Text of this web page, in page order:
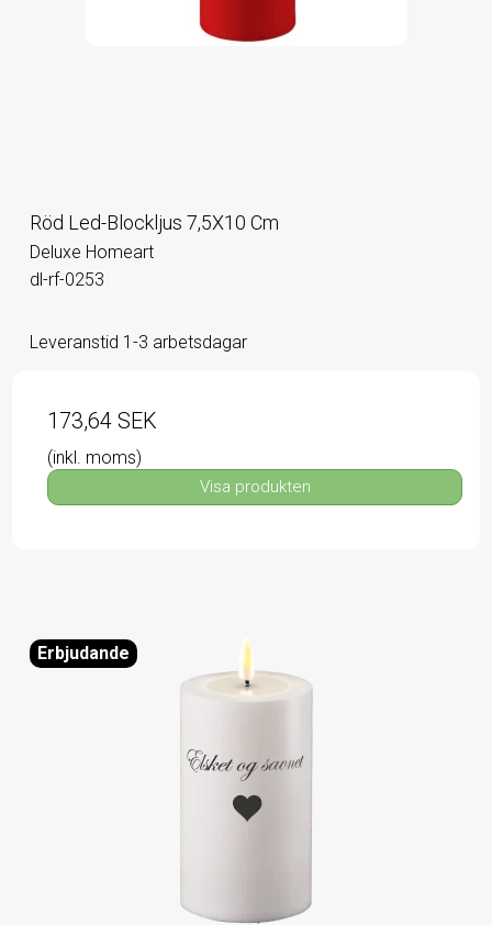
Röd Led-Blockljus 7,5X10 Cm
Deluxe Homeart
dl-rf-0253
Leveranstid 1-3 arbetsdagar
173,64 SEK
(inkl. moms)
Visa produkten
Erbjudande